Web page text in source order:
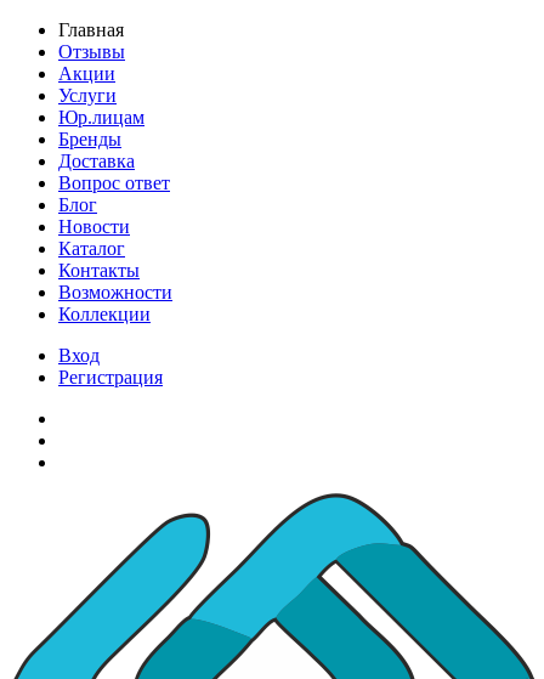
Главная
Отзывы
Акции
Услуги
Юр.лицам
Бренды
Доставка
Вопрос ответ
Блог
Новости
Каталог
Контакты
Возможности
Коллекции
Вход
Регистрация